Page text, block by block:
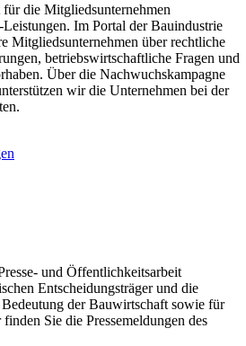
die Mitgliedsunternehmen
Leistungen. Im Portal der Bauindustrie
Mitgliedsunternehmen über rechtliche
betriebswirtschaftliche Fragen und
Über die Nachwuchskampagne
wir die Unternehmen bei der
und Öffentlichkeitsarbeit
Entscheidungsträger und die
der Bauwirtschaft sowie für
Sie die Pressemeldungen des